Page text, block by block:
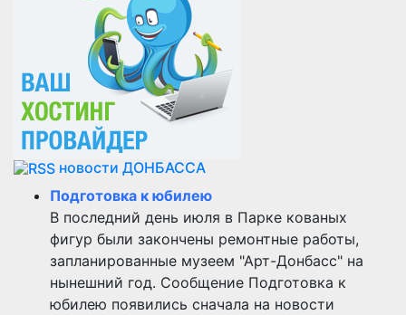
новости ДОНБАССА
Подготовка к юбилею
В последний день июля в Парке кованых
фигур были закончены ремонтные работы,
запланированные музеем "Арт-Донбасс" на
нынешний год. Сообщение Подготовка к
юбилею появились сначала на новости